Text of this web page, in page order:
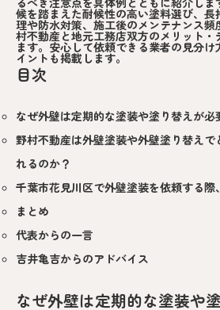
候を踏まえた耐候性の高い塗料選び、
理や防水対策、施工後のメンテナンス
村不動産と地元工務店双方のメリット
ます。安心して依頼できる業者の見分
イントも掲載します。
目次
なぜ外壁は定期的な塗装や塗り替えが必
野村不動産は外壁塗装や外壁塗り替えで
れるのか？
千葉市花見川区で外壁塗装を依頼する際
まとめ
代表からの一言
吉井亀吉からのアドバイス
なぜ外壁は定期的な塗装や